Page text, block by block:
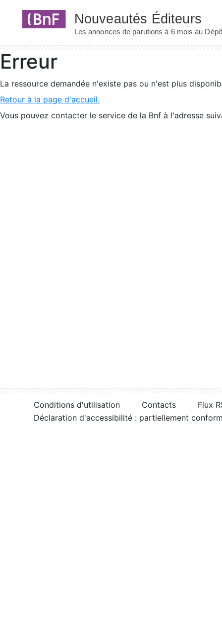
Erreur
La ressource demandée n'existe pas ou n'est plus
Retour à la page d'accueil.
Vous pouvez contacter le service de la Bnf à l'adresse
Conditions d'utilisation Contacts
Flux
Déclaration d'accessibilité : partiellement